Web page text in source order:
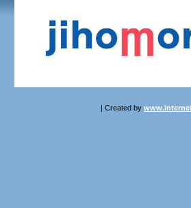
| Created by